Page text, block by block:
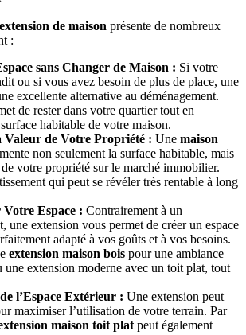
extension de maison présente de nombreux
:
sans Changer de Maison : Si votre
ou si vous avez besoin de plus de place, une
excellente alternative au déménagement.
de rester dans votre quartier tout en
habitable de votre maison.
Valeur de Votre Propriété : Une maison
non seulement la surface habitable, mais
votre propriété sur le marché immobilier.
qui peut se révéler très rentable à long
Espace : Contrairement à un
une extension vous permet de créer un espace
adapté à vos goûts et à vos besoins.
extension maison bois pour une ambiance
une extension moderne avec un toit plat, tout
l’Espace Extérieur : Une extension peut
maximiser l’utilisation de votre terrain. Par
maison toit plat peut également